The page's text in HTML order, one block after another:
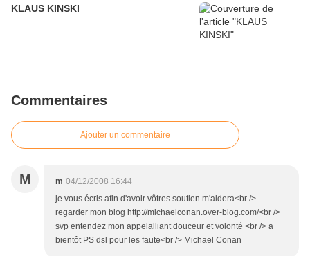
KLAUS KINSKI
Commentaires
Ajouter un commentaire
M m 04/12/2008 16:44
je vous écris afin d'avoir vôtres soutien m'aidera<br />
regarder mon blog http://michaelconan.over-blog.com/<br />
svp entendez mon appelalliant douceur et volonté <br /> a
bientôt PS dsl pour les faute<br /> Michael Conan